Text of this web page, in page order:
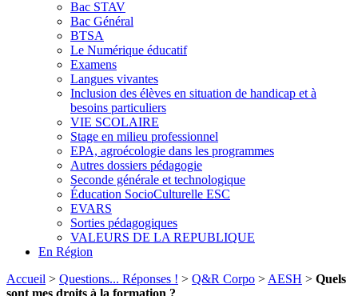
Bac STAV
Bac Général
BTSA
Le Numérique éducatif
Examens
Langues vivantes
Inclusion des élèves en situation de handicap et à
besoins particuliers
VIE SCOLAIRE
Stage en milieu professionnel
EPA, agroécologie dans les programmes
Autres dossiers pédagogie
Seconde générale et technologique
Éducation SocioCulturelle ESC
EVARS
Sorties pédagogiques
VALEURS DE LA REPUBLIQUE
En Région
Accueil > Questions... Réponses ! > Q&R Corpo > AESH > Quels
sont mes droits à la formation ?